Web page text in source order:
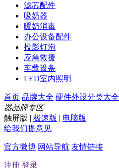
滤芯配件
吸奶器
暖奶消毒
办公设备配件
投影灯泡
应急救援
车载设备
LED室内照明
首页 品牌大全 硬件外设分类大全
器品牌专区
触屏版 | 极速版 | 电脑版
给我们提意见
官方微博 网站导航 友情链接
注册 登录